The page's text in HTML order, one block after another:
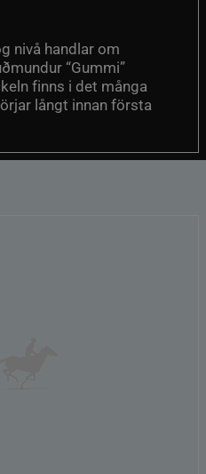
nivå handlar om
“Gummi”
finns i det många
långt innan första